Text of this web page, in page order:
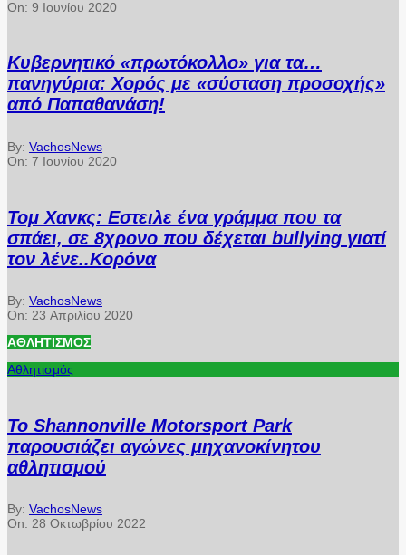
On: 9 Ιουνίου 2020
Κυβερνητικό «πρωτόκολλο» για τα…
πανηγύρια: Χορός με «σύσταση προσοχής»
από Παπαθανάση!
By: VachosNews
On: 7 Ιουνίου 2020
Τομ Χανκς: Εστειλε ένα γράμμα που τα
σπάει, σε 8χρονο που δέχεται bullying γιατί
τον λένε..Κορόνα
By: VachosNews
On: 23 Απριλίου 2020
ΑΘΛΗΤΙΣΜΌΣ
Αθλητισμός
Το Shannonville Motorsport Park
παρουσιάζει αγώνες μηχανοκίνητου
αθλητισμού
By: VachosNews
On: 28 Οκτωβρίου 2022